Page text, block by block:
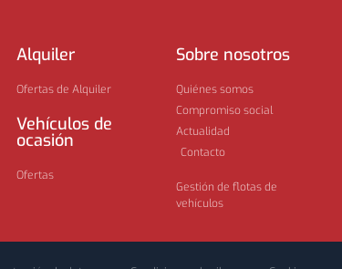
Alquiler​
Ofertas de Alquiler
Vehículos de
ocasión
Ofertas
Sobre nosotros​
Quiénes somos
Compromiso social
Actualidad
Contacto
Gestión de flotas de
vehículos